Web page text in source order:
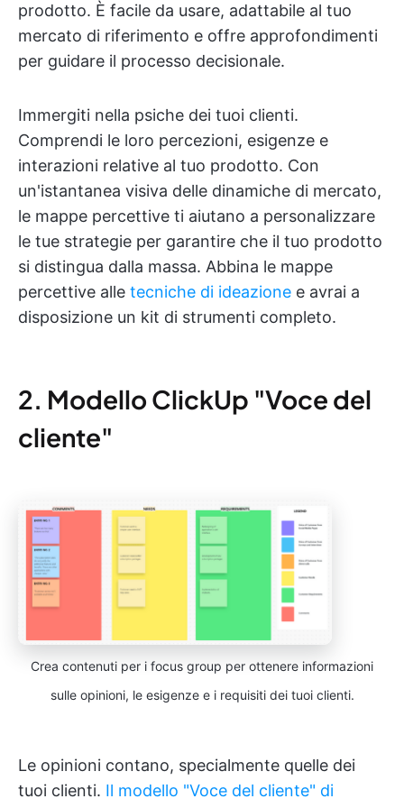
prodotto. È facile da usare, adattabile al tuo
mercato di riferimento e offre approfondimenti
per guidare il processo decisionale.
Immergiti nella psiche dei tuoi clienti.
Comprendi le loro percezioni, esigenze e
interazioni relative al tuo prodotto. Con
un'istantanea visiva delle dinamiche di mercato,
le mappe percettive ti aiutano a personalizzare
le tue strategie per garantire che il tuo prodotto
si distingua dalla massa. Abbina le mappe
percettive alle tecniche di ideazione e avrai a
disposizione un kit di strumenti completo.
2. Modello ClickUp "Voce del
cliente"
Crea contenuti per i focus group per ottenere informazioni
sulle opinioni, le esigenze e i requisiti dei tuoi clienti.
Le opinioni contano, specialmente quelle dei
tuoi clienti. Il modello "Voce del cliente" di